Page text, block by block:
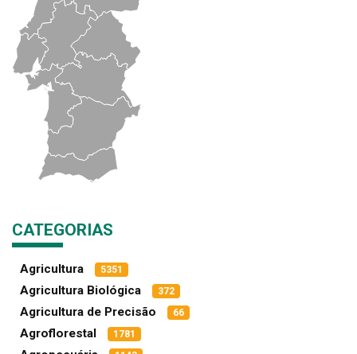
CATEGORIAS
Agricultura 5351
Agricultura Biológica 372
Agricultura de Precisão 66
Agroflorestal 1781